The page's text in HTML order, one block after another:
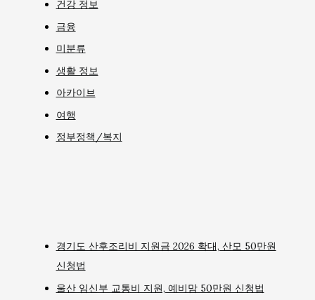
건강 정보
금융
미분류
생활 정보
아카이브
여행
정부정책/복지
경기도 산후조리비 지원금 2026 확대, 산모 50만원
신청법
울산 임신부 교통비 지원, 예비맘 50만원 신청법